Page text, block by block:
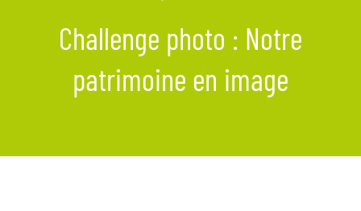
Challenge photo : Notre
patrimoine en image